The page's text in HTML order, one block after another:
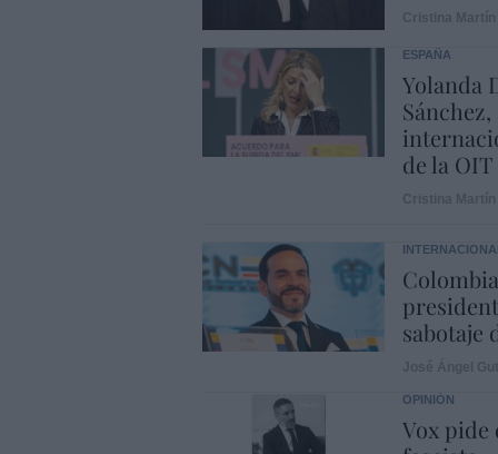
ESPAÑA
Yolanda
de la OIT
sabotaje
OPINIÓN
Vox pide